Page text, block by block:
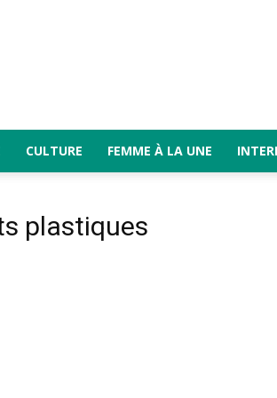
CULTURE FEMME À LA UNE
plastiques